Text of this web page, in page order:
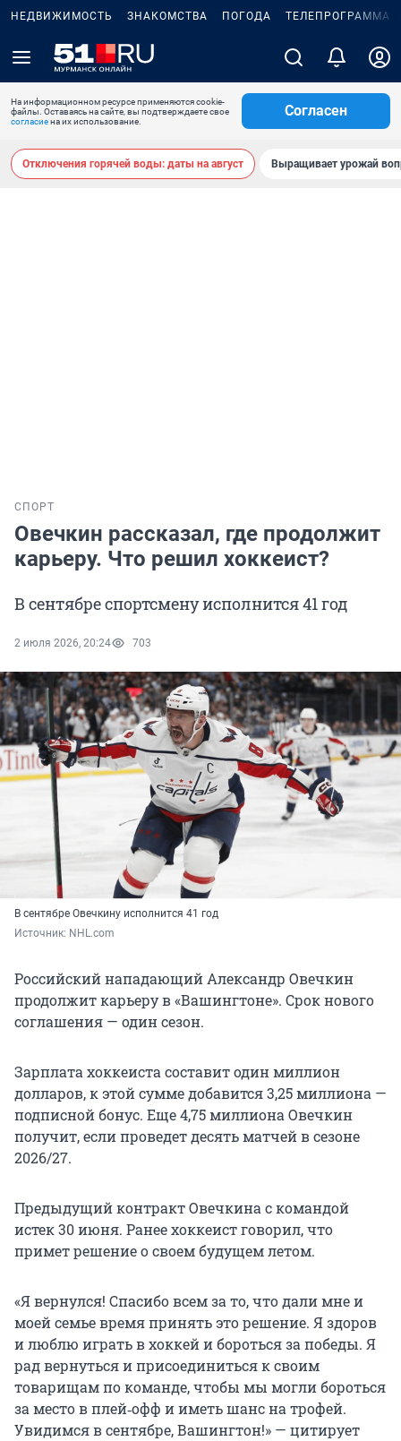
НЕДВИЖИМОСТЬ ЗНАКОМСТВА ПОГОДА ТЕЛЕПРОГРАММА
На информационном ресурсе применяются cookie-
файлы. Оставаясь на сайте, вы подтверждаете свое
согласиена их использование.
Согласен
Отключения горячей воды: даты на август Выращивает урожай
СПОРТ
Овечкин рассказал, где продолжит
карьеру. Что решил хоккеист?
В сентябре спортсмену исполнится 41 год
2 июля 2026, 20:24 703
В сентябре Овечкину исполнится 41 год
Источник: NHL.com
Российский нападающий Александр Овечкин
продолжит карьеру в «Вашингтоне». Срок нового
соглашения — один сезон.
Зарплата хоккеиста составит один миллион
долларов, к этой сумме добавится 3,25 миллиона —
подписной бонус. Еще 4,75 миллиона Овечкин
получит, если проведет десять матчей в сезоне
2026/27.
Предыдущий контракт Овечкина с командой
истек 30 июня. Ранее хоккеист говорил, что
примет решение о своем будущем летом.
«Я вернулся! Спасибо всем за то, что дали мне и
моей семье время принять это решение. Я здоров
и люблю играть в хоккей и бороться за победы. Я
рад вернуться и присоединиться к своим
товарищам по команде, чтобы мы могли бороться
за место в плей‑офф и иметь шанс на трофей.
Увидимся в сентябре, Вашингтон!» — цитирует